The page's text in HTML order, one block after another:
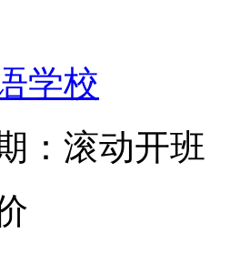
学校
：滚动开班